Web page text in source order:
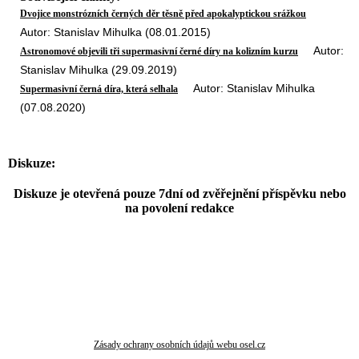
Dvojice monstrózních černých děr těsně před apokalyptickou srážkou
Autor: Stanislav Mihulka (08.01.2015)
Astronomové objevili tři supermasivní černé díry na kolizním kurzu Autor:
Stanislav Mihulka (29.09.2019)
Supermasivní černá díra, která selhala Autor: Stanislav Mihulka
(07.08.2020)
Diskuze:
Diskuze je otevřená pouze 7dní od zvěřejnění příspěvku nebo
na povolení redakce
Zásady ochrany osobních údajů webu osel.cz